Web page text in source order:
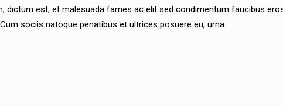
dictum est, et malesuada fames ac elit sed condimentum faucibus
sociis natoque penatibus et ultrices posuere eu, urna.